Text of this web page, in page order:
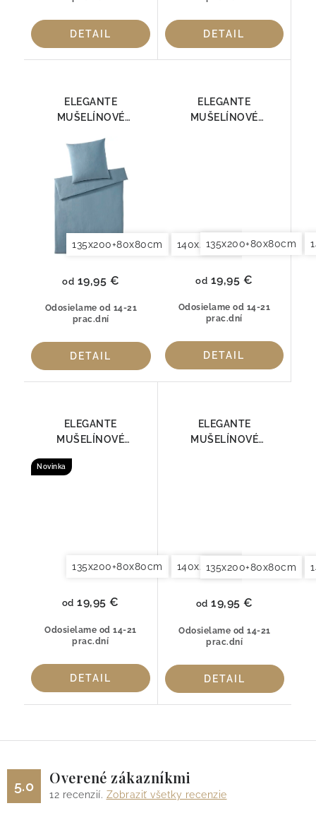
DETAIL DETAIL
ELEGANTE
MUŠELÍNOVÉ
7095-02
135x200+80x80cm 140x200+70x90cm
Odosielame od 14-21
prac.dní
od 19,95 €
DETAIL
ELEGANTE
MUŠELÍNOVÉ
135x200+80x80cm
Odosielame od 14-21
prac.dní
od 19,95 €
DETAIL
ELEGANTE
MUŠELÍNOVÉ
7095-09
Novinka
135x200+80x80cm 140x200+70x90cm
Odosielame od 14-21
prac.dní
od 19,95 €
DETAIL
ELEGANTE
MUŠELÍNOVÉ
135x200+80x80cm
Odosielame od 14-21
prac.dní
od 19,95 €
DETAIL
5.0 Overené zákazníkmi
12 recenzií. Zobraziť všetky recenzie